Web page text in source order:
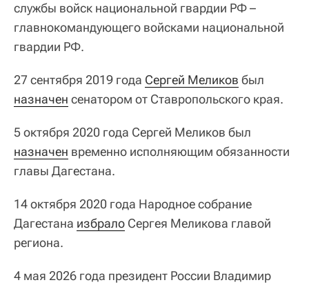
службы войск национальной гвардии РФ –
главнокомандующего войсками национальной
гвардии РФ.
27 сентября 2019 года Сергей Меликов был
назначен сенатором от Ставропольского края.
5 октября 2020 года Сергей Меликов был
назначен временно исполняющим обязанности
главы Дагестана.
14 октября 2020 года Народное собрание
Дагестана избрало Сергея Меликова главой
региона.
4 мая 2026 года президент России Владимир